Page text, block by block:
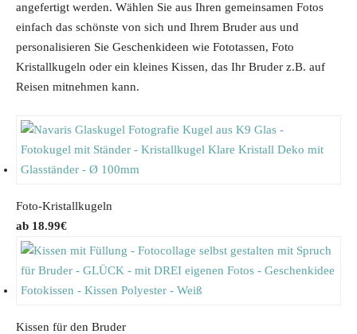
angefertigt werden. Wählen Sie aus Ihren gemeinsamen Fotos
einfach das schönste von sich und Ihrem Bruder aus und
personalisieren Sie Geschenkideen wie Fototassen, Foto
Kristallkugeln oder ein kleines Kissen, das Ihr Bruder z.B. auf
Reisen mitnehmen kann.
Foto-Kristallkugeln
18.99€
Kissen für den Bruder